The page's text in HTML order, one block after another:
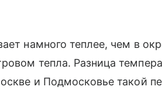
намного теплее, чем в
тепла. Разница
и Подмосковье такой